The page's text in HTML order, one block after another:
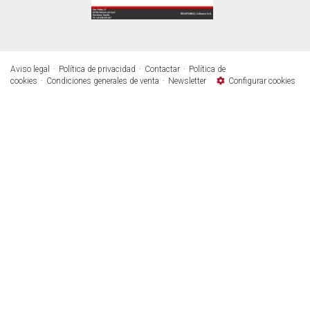
Aviso legal Política de privacidad Contactar
Política de
cookies
Condiciones generales de venta Newsletter Configurar cookies